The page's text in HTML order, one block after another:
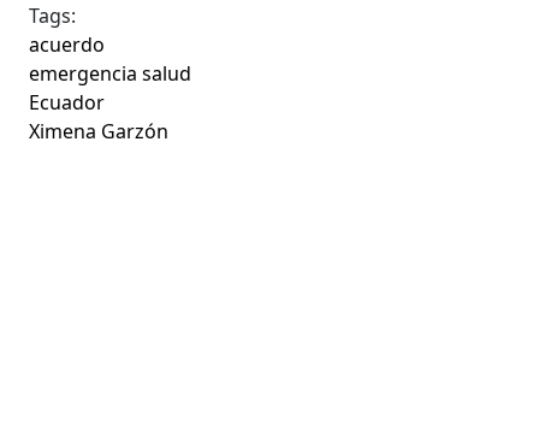
Tags:
acuerdo
emergencia salud
Ecuador
Ximena Garzón